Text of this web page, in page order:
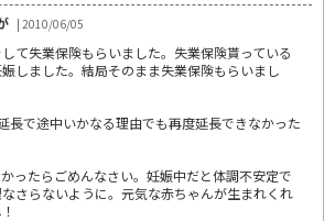
| 2010/06/05
て失業保険もらいました。失業保険貰っている
しました。結局そのまま失業保険もらいまし
長で途中いかなる理由でも再度延長できなかった
ったらごめんなさい。妊娠中だと体調不安定で
さらないように。元気な赤ちゃんが生まれくれ